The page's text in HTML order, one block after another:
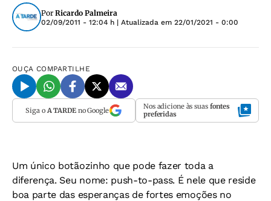
Por Ricardo Palmeira
02/09/2011 - 12:04 h | Atualizada em 22/01/2021 - 0:00
OUÇA COMPARTILHE
Siga o A TARDEno Google Nos adicione às suas fontes
preferidas
Um único botãozinho que pode fazer toda a
diferença. Seu nome: push-to-pass. É nele que reside
boa parte das esperanças de fortes emoções no